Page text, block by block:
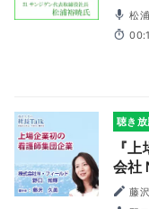
松
聴き
『
会社
Talk
藤